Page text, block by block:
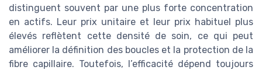
distinguent souvent par une plus forte concentration
en actifs. Leur prix unitaire et leur prix habituel plus
élevés reflètent cette densité de soin, ce qui peut
améliorer la définition des boucles et la protection de la
fibre capillaire. Toutefois, l’efficacité dépend toujours